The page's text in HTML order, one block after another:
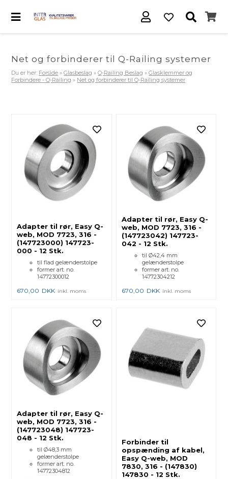
Net og forbinderer til Q-Railing systemer
Du er her: Forside »Glasbeslag »Q-Railing Beslag »Glasklemmer og
Forbindere - Q-Railing » Net og forbinderer til Q-Railing systemer
Adapter til rør, Easy Q-
web, MOD 7723, 316 -
(147723000) 147723-
000 - 12 Stk.
til flad gelænderstolpe
former art. no.
14772300012
670,00 DKK inkl. moms
Adapter til rør, Easy Q-
web, MOD 7723, 316 -
(147723042) 147723-
042 - 12 Stk.
til Ø42,4 mm
gelænderstolpe
former art. no.
14772304212
670,00 DKK inkl. moms
Adapter til rør, Easy Q-
web, MOD 7723, 316 -
(147723048) 147723-
048 - 12 Stk.
til Ø48,3 mm
gelænderstolpe
former art. no.
14772304812
Forbinder til
opspænding af kabel,
Easy Q-web, MOD
7830, 316 - (147830)
147830 - 12 Stk.